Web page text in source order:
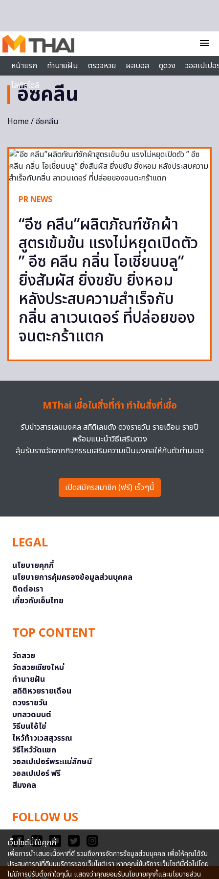
menu
หน้าแรก
ทำนายฝัน ตรวจหวย ผลบอล ดูดวง
วอลเปเป
ไลฟ์สไตล์
อีซคลีน
Home/ อีซคลีน
PR NEWS
“อีซ คลีน”ผลิตภัณฑ์ซักผ้า
สูตรเข้มข้น แรงไม่หยุดเปิดตัว
” อีซ คลีน กลิ่น โอเชี่ยนบลู”
ยิ่งสัมผัส ยิ่งขยับ ยิ่งหอม
หลังประสบความสำเร็จกับ
กลิ่น ลาเวนเดอร์ ที่ปล่อยของ
จนตะกร้าแตก
MThai เชื่อในสิ่งที่ทำ ทำในสิ่งที่เชื่อ
รับข่าวสารเลขมงคล สถิติเลขดัง ดวงรายวัน รายเดือน รายปี
พร้อมแนะนำวิธีเสริมดวง
ลุ้นรับรางวัลจากกิจกรรมเสริมความเป็นมงคลให้กับตัวท่านเอง
เปิดสมัครสมาชิก (ฟรี) เร็วๆนี้
LEGAL
นโยบายคุกกี้
นโยบายการคุ้มครองข้อมูลส่วนบุคคล
ติดต่อเรา
เกี่ยวกับเอ็มไทย
TOP CONTENT
วัดสวย
วัดสวยเชียงใหม่
ทำนายฝัน
สถิติหวยรายเดือน
ดวงรายวัน
บทสวดมนต์
วิธีบนไอ้ไข่
ไหว้ท้าวเวสสุวรรณ
วิธีไหว้วัดแขก
วอลเปเปอร์พระแม่ลักษมี
วอลเปเปอร์ ฟรี
สีมงคล
FOLLOW US
เว็บไซต์นี้ใช้คุกกี้
เพื่อการนำเสนอเนื้อหาที่ดี รวมถึงการจัดการข้อมูลส่วนบุคคล เพื่อให้คุณได้รับ
ประสบการณ์ที่ดีบนบริการของเว็บไซต์เรา หากคุณใช้บริการเว็บไซต์นี้ต่อไปโดย
ไม่มีการปรับตั้งค่าใดๆนั้น แสดงว่าคุณยอมรับนโยบายคุกกี้และนโยบายส่วน